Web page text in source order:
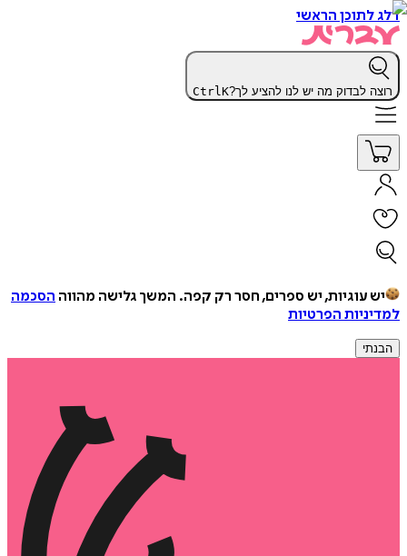
דלג לתוכן הראשי
רוצה לבדוק מה יש לנו להציע לך? CtrlK
יש עוגיות, יש ספרים, חסר רק קפה. המשך גלישה מהווה הסכמה
למדיניות הפרטיות
הבנתי